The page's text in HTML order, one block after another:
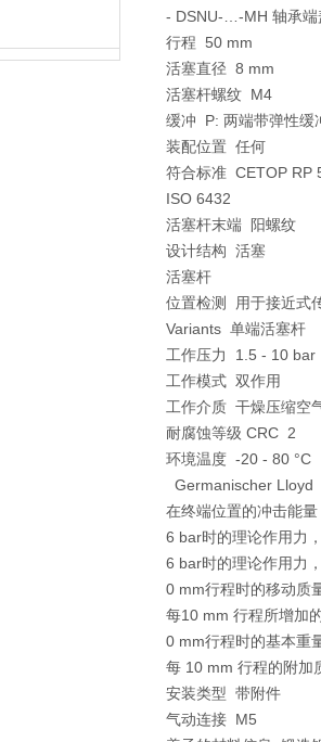
- DSNU-…-MH 轴承端
行程 50 mm
活塞直径 8 mm
活塞杆螺纹 M4
缓冲 P: 两端带弹性
装配位置 任何
符合标准 CETOP RP
ISO 6432
活塞杆末端 阳螺纹
设计结构 活塞
活塞杆
位置检测 用于接近式
Variants 单端活塞杆
工作压力 1.5 - 10
工作模式 双作用
工作介质 干燥压缩空
耐腐蚀等级 CRC 2
环境温度 -20 - 80 °C
Germanischer Lloyd
在终端位置的冲击能
6 bar时的理论作用力
6 bar时的理论作用力
0 mm行程时的移动
每10 mm 行程所增
0 mm行程时的基本
每 10 mm 行程的附
安装类型 带附件
气动连接 M5